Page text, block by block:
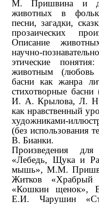
М. Пришвина ‌и
животных в
песни, загадки,
прозаических
Описание
научно-
этические
животным (любовь
басни как жанра
стихотворные
И. А. Крылова, Л. Н.
как нравственный
художниками-
(без
В. Бианки.
Произведения
«Лебедь, Щука и
мышь», М.М.
Житков «Храбрый
«Кошкин щенок»,
Е.И. Чарушин